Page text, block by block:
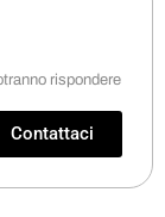
rispondere
Contattaci